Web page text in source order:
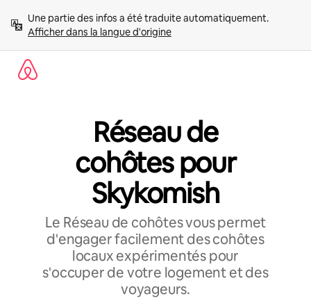
directement
contenu
Afficher dans la langue d'origine
Réseau de
cohôtes pour
Skykomish
Le Réseau de cohôtes vous permet
d'engager facilement des cohôtes
locaux expérimentés pour
s'occuper de votre logement et des
voyageurs.